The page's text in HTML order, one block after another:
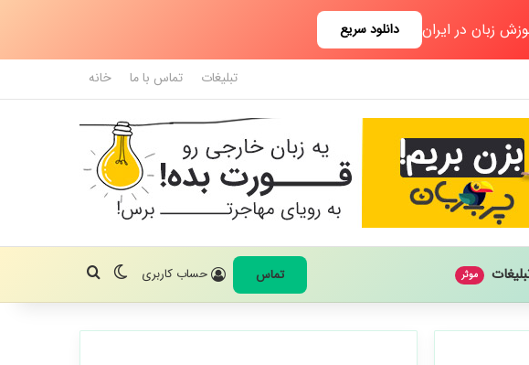
زبان در ایران دانلود سریع
تبلیغات تماس با ما خانه
موثر تماس حساب کاربری تغییر پوسته
جستجو برای